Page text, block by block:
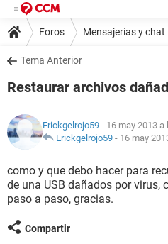
Foros Mensajerías y chat
Tema Anterior
Restaurar archivos
Erickgelrojo59 - 16 may 2013 a
Erickgelrojo59 - 16 may
como y que debo hacer para
de una USB dañados por virus,
paso a paso, gracias.
Compartir